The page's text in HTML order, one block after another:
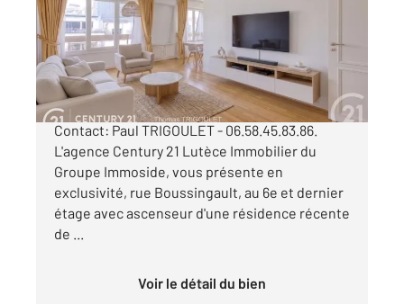
Appartement F3 à vendre
625 000 €
PARIS 13e - Quartier Montsouris Contact:
Contact: Paul TRIGOULET - 06.58.45.83.86.
L'agence Century 21 Lutèce Immobilier du
Groupe Immoside, vous présente en
exclusivité, rue Boussingault, au 6e et dernier
étage avec ascenseur d'une résidence récente
de ...
Voir le détail du bien